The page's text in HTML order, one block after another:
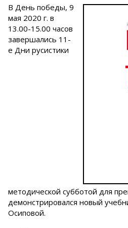
В День победы, 9
мая 2020 г. в
13.00-15.00 часов
завершались 11-
е Дни русистики
методической субботой для
демонстрировался новый
Осиповой.